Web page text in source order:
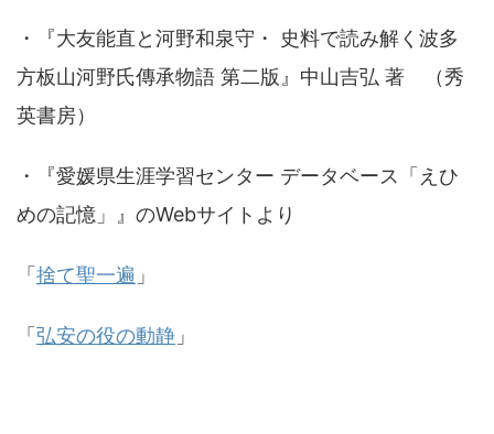
・『大友能直と河野和泉守・ 史料で読み解く波多
方板山河野氏傳承物語 第二版』中山吉弘 著 （秀
英書房）
・『愛媛県生涯学習センター データベース「えひ
めの記憶」』のWebサイトより
「 捨て聖一遍 」
「 弘安の役の動静 」